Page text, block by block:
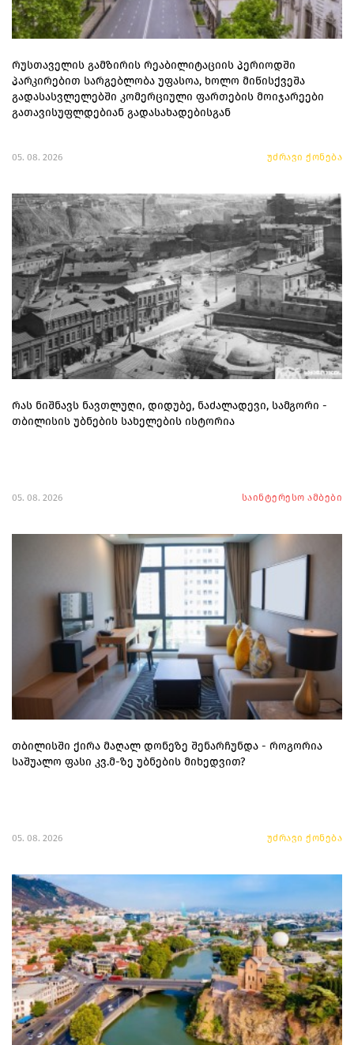
რუსთაველის გამზირის რეაბილიტაციის პერიოდში
პარკირებით სარგებლობა უფასოა, ხოლო მიწისქვეშა
გადასასვლელებში კომერციული ფართების მოიჯარეები
გათავისუფლდებიან გადასახადებისგან
05. 08. 2026 უძრავი ქონება
რას ნიშნავს ნავთლუღი, დიდუბე, ნაძალადევი, სამგორი -
თბილისის უბნების სახელების ისტორია
05. 08. 2026 საინტერესო ამბები
თბილისში ქირა მაღალ დონეზე შენარჩუნდა - როგორია
საშუალო ფასი კვ.მ-ზე უბნების მიხედვით?
05. 08. 2026 უძრავი ქონება